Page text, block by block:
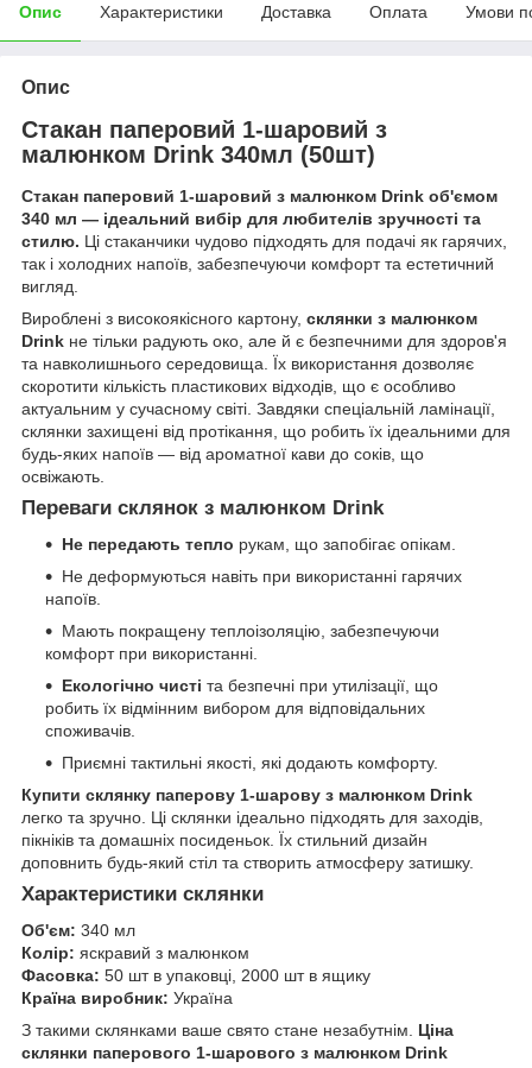
Опис Характеристики Доставка Оплата Умови
Опис
Стакан паперовий 1-шаровий з
малюнком Drink 340мл (50шт)
Стакан паперовий 1-шаровий з малюнком Drink об'ємом
340 мл — ідеальний вибір для любителів зручності та
стилю. Ці стаканчики чудово підходять для подачі як гарячих,
так і холодних напоїв, забезпечуючи комфорт та естетичний
вигляд.
Вироблені з високоякісного картону, склянки з малюнком
Drink не тільки радують око, але й є безпечними для здоров'я
та навколишнього середовища. Їх використання дозволяє
скоротити кількість пластикових відходів, що є особливо
актуальним у сучасному світі. Завдяки спеціальній ламінації,
склянки захищені від протікання, що робить їх ідеальними для
будь-яких напоїв — від ароматної кави до соків, що
освіжають.
Переваги склянок з малюнком Drink
Не передають тепло рукам, що запобігає опікам.
Не деформуються навіть при використанні гарячих
напоїв.
Мають покращену теплоізоляцію, забезпечуючи
комфорт при використанні.
Екологічно чисті та безпечні при утилізації, що
робить їх відмінним вибором для відповідальних
споживачів.
Приємні тактильні якості, які додають комфорту.
Купити склянку паперову 1-шарову з малюнком Drink
легко та зручно. Ці склянки ідеально підходять для заходів,
пікніків та домашніх посиденьок. Їх стильний дизайн
доповнить будь-який стіл та створить атмосферу затишку.
Характеристики склянки
Об'єм: 340 мл
Колір: яскравий з малюнком
Фасовка: 50 шт в упаковці, 2000 шт в ящику
Країна виробник: Україна
З такими склянками ваше свято стане незабутнім. Ціна
склянки паперового 1-шарового з малюнком Drink